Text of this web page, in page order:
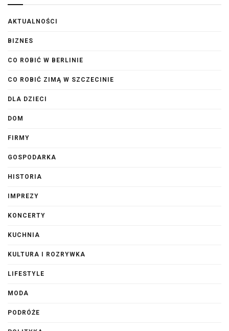
AKTUALNOŚCI
BIZNES
CO ROBIĆ W BERLINIE
CO ROBIĆ ZIMĄ W SZCZECINIE
DLA DZIECI
DOM
FIRMY
GOSPODARKA
HISTORIA
IMPREZY
KONCERTY
KUCHNIA
KULTURA I ROZRYWKA
LIFESTYLE
MODA
PODRÓŻE